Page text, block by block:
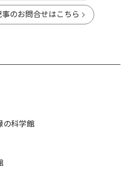
のお問合せはこちら
の科学館